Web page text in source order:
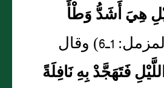
هِيَ أَشَدُّ وَطْأً
(المزمل: 1ـ6) وقال
فَتَهَجَّدْ بِهِ نَافِلَةً